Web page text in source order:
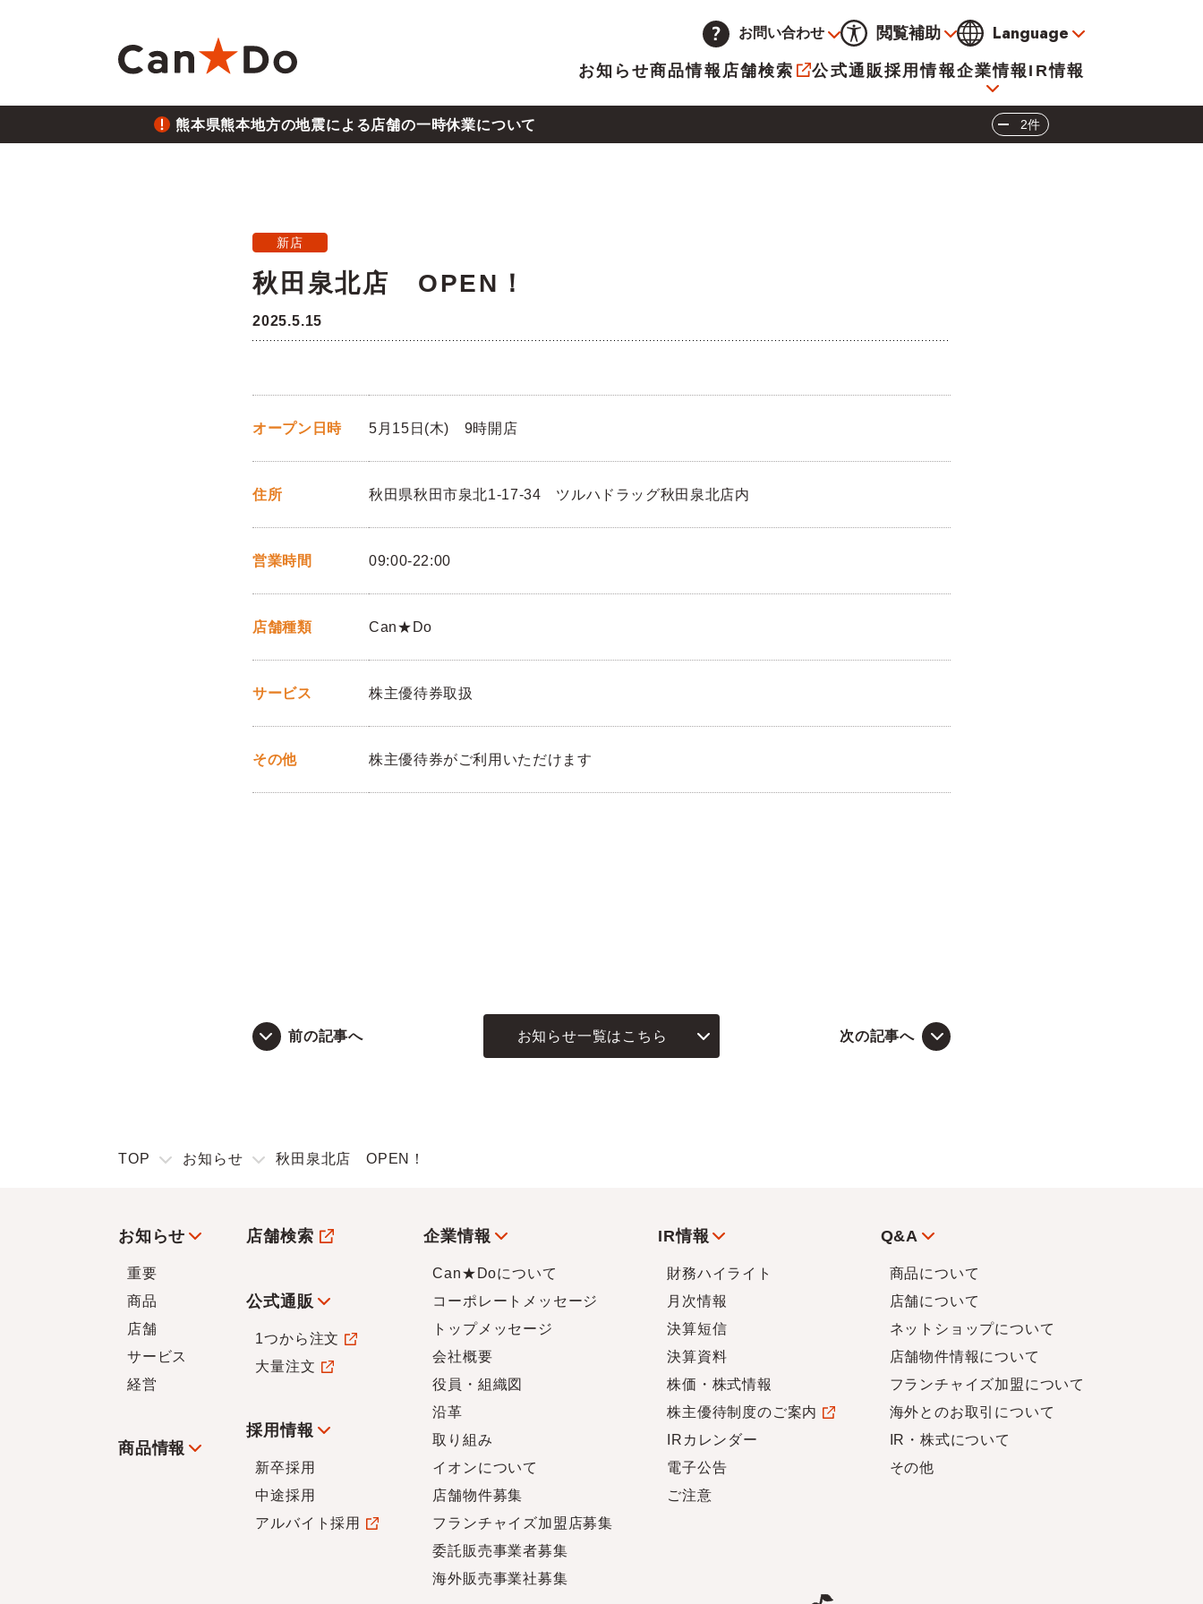
お問い合わせ
閲覧補助
通常 黒 青 黄
大 標準 小
Language
お知らせ商品情報 店舗検索 公式通販採用情報企業情報
企業情報
沿革
フランチャイズ加盟店募集 委託販売者募集 海外販売事業社募集
IR情報
熊本県熊本地方の地震による店舗の一時休業について 2件
三陸沖地震の影響による店舗の臨時休業について
新店
秋田泉北店 OPEN！
2025.5.15
オープン日時 5月15日(木) 9時開店
住所 秋田県秋田市泉北1-17-34 ツルハドラッグ秋田泉北店内
営業時間 09:00-22:00
店舗種類 Can★Do
サービス 株主優待券取扱
その他 株主優待券がご利用いただけます
前の記事へ 次の記事へ
お知らせ一覧はこちら
TOP お知らせ 秋田泉北店 OPEN！
お知らせ
重要
商品
店舗
サービス
経営
商品情報
店舗検索
公式通販
1つから注文
大量注文
採用情報
新卒採用
中途採用
アルバイト採用
企業情報
Can★Doについて
コーポレートメッセージ
トップメッセージ
会社概要
役員・組織図
沿革
取り組み
イオンについて
店舗物件募集
フランチャイズ加盟店募集
委託販売事業者募集
海外販売事業社募集
IR情報
財務ハイライト
月次情報
決算短信
決算資料
株価・株式情報
株主優待制度のご案内
IRカレンダー
電子公告
ご注意
Q&A
商品について
店舗について
ネットショップについて
店舗物件情報について
フランチャイズ加盟について
海外とのお取引について
IR・株式について
その他